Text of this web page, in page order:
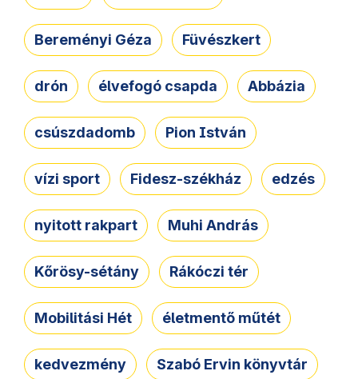
Bereményi Géza Füvészkert
drón élvefogó csapda Abbázia
csúszdadomb Pion István
vízi sport Fidesz-székház edzés
nyitott rakpart Muhi András
Kőrösy-sétány Rákóczi tér
Mobilitási Hét életmentő műtét
kedvezmény Szabó Ervin könyvtár